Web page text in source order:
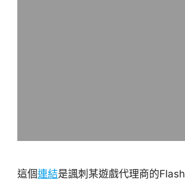
這個連結是諷刺某遊戲代理商的